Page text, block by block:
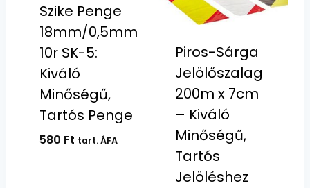
Szike Penge
18mm/0,5mm
10r SK-5:
Kiváló
Minőségű,
Tartós Penge
580 Ft tart. ÁFA
Piros-Sárga
Jelölőszalag
200m x 7cm
– Kiváló
Minőségű,
Tartós
Jelöléshez